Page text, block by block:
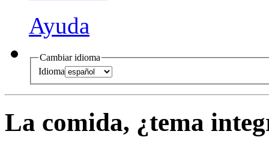
Ayuda
Cambiar idioma
Idioma
La comida, ¿tema